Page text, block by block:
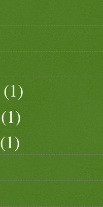
(1)
(1)
(1)